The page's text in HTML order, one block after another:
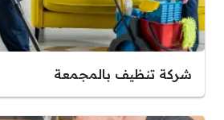
شركة تنظيف بالمجمعة